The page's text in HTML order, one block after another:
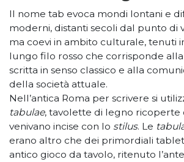
Il nome tab evoca mondi lontani e
moderni, distanti secoli dal punto di
ma coevi in ambito culturale, tenuti
lungo filo rosso che corrisponde
scritta in senso classico e alla
della società attuale.
Nell’antica Roma per scrivere si
tabulae, tavolette di legno ricoperte
venivano incise con lo stilus. Le
erano altro che dei primordiali
antico gioco da tavolo, ritenuto